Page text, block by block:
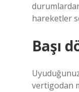
hareketler
Başı
vertigodan